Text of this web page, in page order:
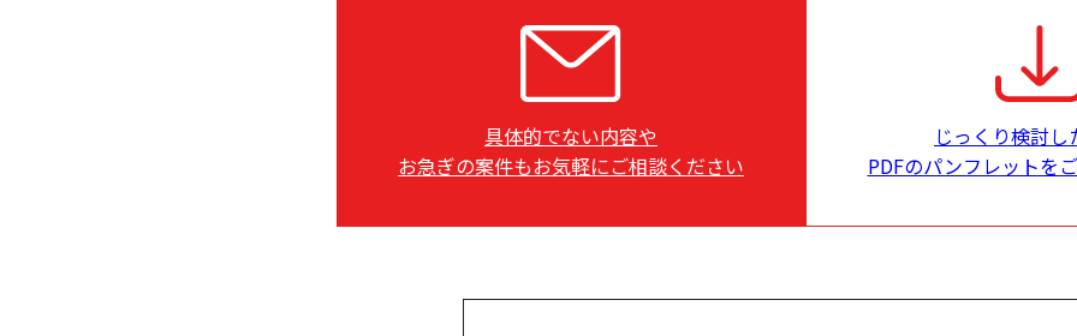
具体的でない内容や
お急ぎの案件もお気軽にご相談ください
じっくり検討し
PDFのパンフレットを